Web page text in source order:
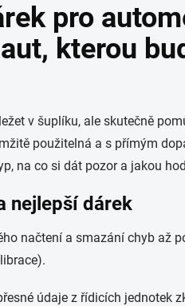
pro
kterou
v šuplíku, ale skutečně
použitelná a s přímým
na co si dát pozor a jakou
nejlepší dárek
načtení a smazání chyb až
údaje z řídicích jednotek